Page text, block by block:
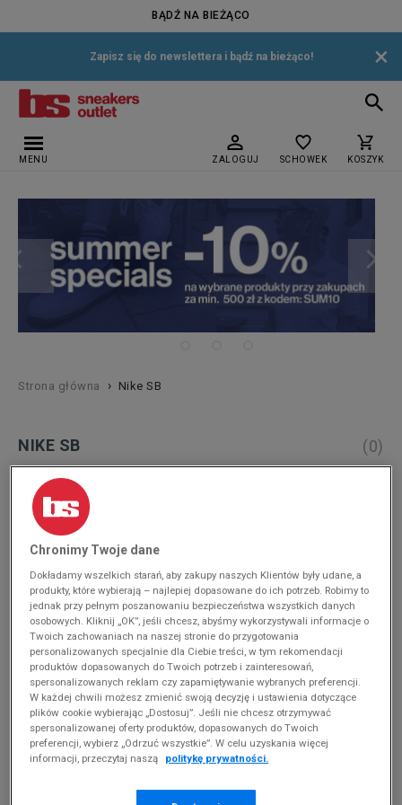
BĄDŹ NA BIEŻĄCO
Zapisz się do newslettera i bądź na bieżąco! ×
MENU ZALOGUJ SCHOWEK KOSZYK
Strona główna › Nike SB
NIKE SB
kolekcji, ubiegłych sezonów lub z ekspozycji.
Szczegóły.
(0)
Zmień treść wyszukiwanej frazy.
Spróbuj użyć mniejszej ilości filtrów (usuń mniej
istotne).
Powrót do sklepu
Nike SB – tenisówki na miarę Twoich
potrzeb!
Chronimy Twoje dane
Dokładamy wszelkich starań, aby zakupy naszych Klientów były udane, a
produkty, które wybierają – najlepiej dopasowane do ich potrzeb. Robimy to
jednak przy pełnym poszanowaniu bezpieczeństwa wszystkich danych
osobowych. Kliknij „OK”, jeśli chcesz, abyśmy wykorzystywali informacje o
Twoich zachowaniach na naszej stronie do przygotowania
personalizowanych specjalnie dla Ciebie treści, w tym rekomendacji
produktów dopasowanych do Twoich potrzeb i zainteresowań,
spersonalizowanych reklam czy zapamiętywanie wybranych preferencji.
W każdej chwili możesz zmienić swoją decyzję i ustawienia dotyczące
plików cookie wybierając „Dostosuj”. Jeśli nie chcesz otrzymywać
spersonalizowanej oferty produktów, dopasowanych do Twoich
preferencji, wybierz „Odrzuć wszystkie”. W celu uzyskania więcej
informacji, przeczytaj naszą
politykę prywatności.